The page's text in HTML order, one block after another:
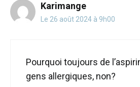
Karimange
Le 26 août 2024 à 9h00
Pourquoi toujours de
gens allergiques, non?